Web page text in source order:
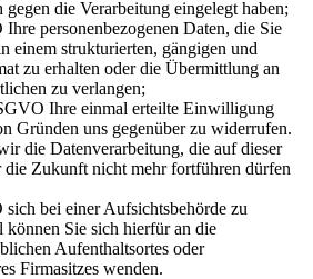
die Verarbeitung eingelegt haben;
personenbezogenen Daten, die Sie
einem strukturierten, gängigen und
zu erhalten oder die Übermittlung an
zu verlangen;
Ihre einmal erteilte Einwilligung
Gründen uns gegenüber zu widerrufen.
die Datenverarbeitung, die auf dieser
Zukunft nicht mehr fortführen dürfen
bei einer Aufsichtsbehörde zu
können Sie sich hierfür an die
Aufenthaltsortes oder
Firmasitzes wenden.